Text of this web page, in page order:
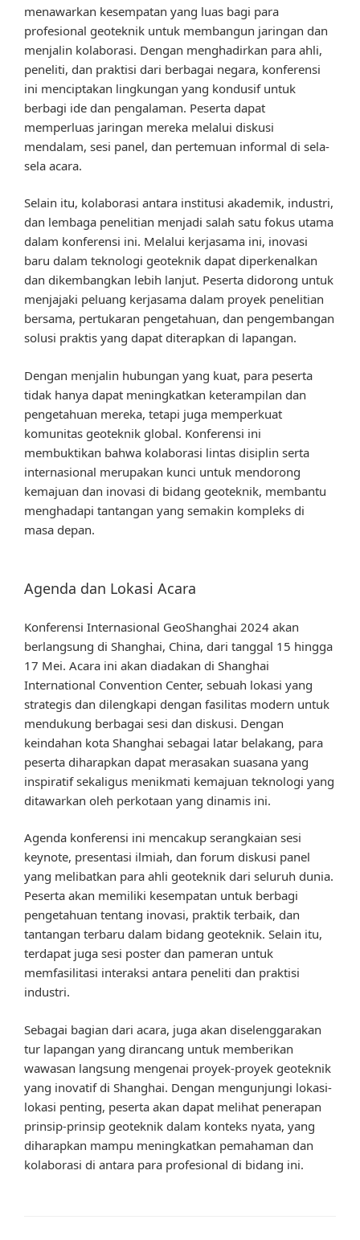
menawarkan kesempatan yang luas bagi para
profesional geoteknik untuk membangun jaringan dan
menjalin kolaborasi. Dengan menghadirkan para ahli,
peneliti, dan praktisi dari berbagai negara, konferensi
ini menciptakan lingkungan yang kondusif untuk
berbagi ide dan pengalaman. Peserta dapat
memperluas jaringan mereka melalui diskusi
mendalam, sesi panel, dan pertemuan informal di sela-
sela acara.
Selain itu, kolaborasi antara institusi akademik, industri,
dan lembaga penelitian menjadi salah satu fokus utama
dalam konferensi ini. Melalui kerjasama ini, inovasi
baru dalam teknologi geoteknik dapat diperkenalkan
dan dikembangkan lebih lanjut. Peserta didorong untuk
menjajaki peluang kerjasama dalam proyek penelitian
bersama, pertukaran pengetahuan, dan pengembangan
solusi praktis yang dapat diterapkan di lapangan.
Dengan menjalin hubungan yang kuat, para peserta
tidak hanya dapat meningkatkan keterampilan dan
pengetahuan mereka, tetapi juga memperkuat
komunitas geoteknik global. Konferensi ini
membuktikan bahwa kolaborasi lintas disiplin serta
internasional merupakan kunci untuk mendorong
kemajuan dan inovasi di bidang geoteknik, membantu
menghadapi tantangan yang semakin kompleks di
masa depan.
Agenda dan Lokasi Acara
Konferensi Internasional GeoShanghai 2024 akan
berlangsung di Shanghai, China, dari tanggal 15 hingga
17 Mei. Acara ini akan diadakan di Shanghai
International Convention Center, sebuah lokasi yang
strategis dan dilengkapi dengan fasilitas modern untuk
mendukung berbagai sesi dan diskusi. Dengan
keindahan kota Shanghai sebagai latar belakang, para
peserta diharapkan dapat merasakan suasana yang
inspiratif sekaligus menikmati kemajuan teknologi yang
ditawarkan oleh perkotaan yang dinamis ini.
Agenda konferensi ini mencakup serangkaian sesi
keynote, presentasi ilmiah, dan forum diskusi panel
yang melibatkan para ahli geoteknik dari seluruh dunia.
Peserta akan memiliki kesempatan untuk berbagi
pengetahuan tentang inovasi, praktik terbaik, dan
tantangan terbaru dalam bidang geoteknik. Selain itu,
terdapat juga sesi poster dan pameran untuk
memfasilitasi interaksi antara peneliti dan praktisi
industri.
Sebagai bagian dari acara, juga akan diselenggarakan
tur lapangan yang dirancang untuk memberikan
wawasan langsung mengenai proyek-proyek geoteknik
yang inovatif di Shanghai. Dengan mengunjungi lokasi-
lokasi penting, peserta akan dapat melihat penerapan
prinsip-prinsip geoteknik dalam konteks nyata, yang
diharapkan mampu meningkatkan pemahaman dan
kolaborasi di antara para profesional di bidang ini.